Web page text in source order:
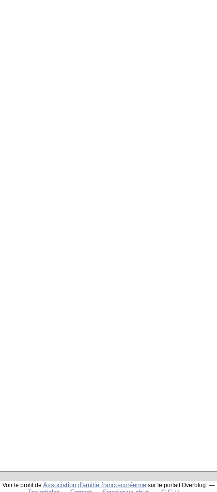
Voir le profil de Association d'amitié franco-coréenne sur le portail Overblog